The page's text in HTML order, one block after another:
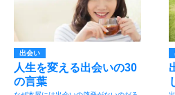
出会い
人生を変える出会いの30
の言葉